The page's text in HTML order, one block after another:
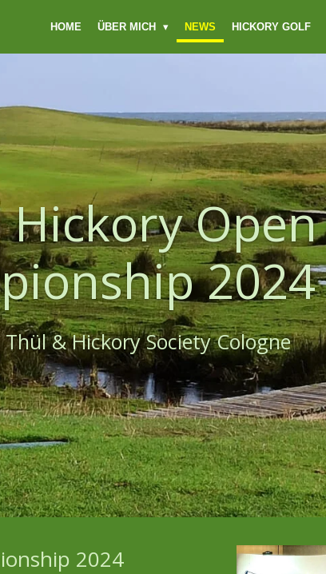
HOME ÜBER MICH NEWS HICKORY GOLF
Open
2024
& Hickory Society Cologne
2024